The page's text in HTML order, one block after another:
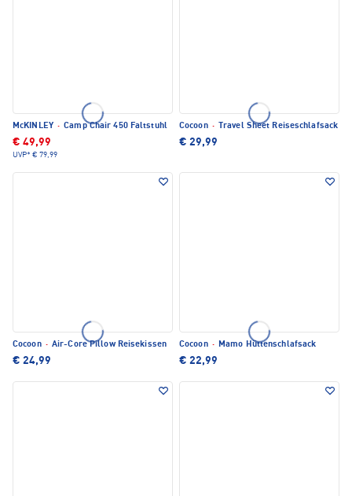
McKINLEY · Camp Chair 450 Faltstuhl
€ 49,99
UVP* € 79,99
Cocoon · Travel Sheet Reiseschlafsack
€ 29,99
Cocoon · Air-Core Pillow Reisekissen
€ 24,99
Cocoon · Mamo Hüttenschlafsack
€ 22,99